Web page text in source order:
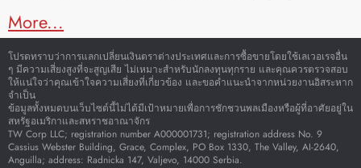
More...
โปรดทราบว่าการแลกเปลี่ยนเงินตราต่างประเทศและการซื้อขายโดยใช้เลเวอเรจอื่น
ๆ มีความเสี่ยงสูงที่จะสูญเสีย ไม่เหมาะสำหรับนักลงทุนทุกราย และคุณควรตรวจสอบ
ให้แน่ใจว่าคุณเข้าใจความเสี่ยงที่เกี่ยวข้อง และขอคำแนะนำจากหน่วยงานอิสระหาก
จำเป็น
ข้อมูลทั้งหมดบนเว็บไซต์นี้ไม่ได้มีเป้าหมายเพื่อการชักชวนพลเมืองหรือผู้ที่อาศัยอยู่ใน
สหรัฐอเมริกาและสหราชอาณาจักร
TW Corp LLC; registration number A000001731; registration address No. 9
Cassius Webster Building, Grace, Complex, PO Box 1330, The Valley, AI-2640,
Anguilla; address: Radnicka 147, Valjevo, 14000 Serbia.